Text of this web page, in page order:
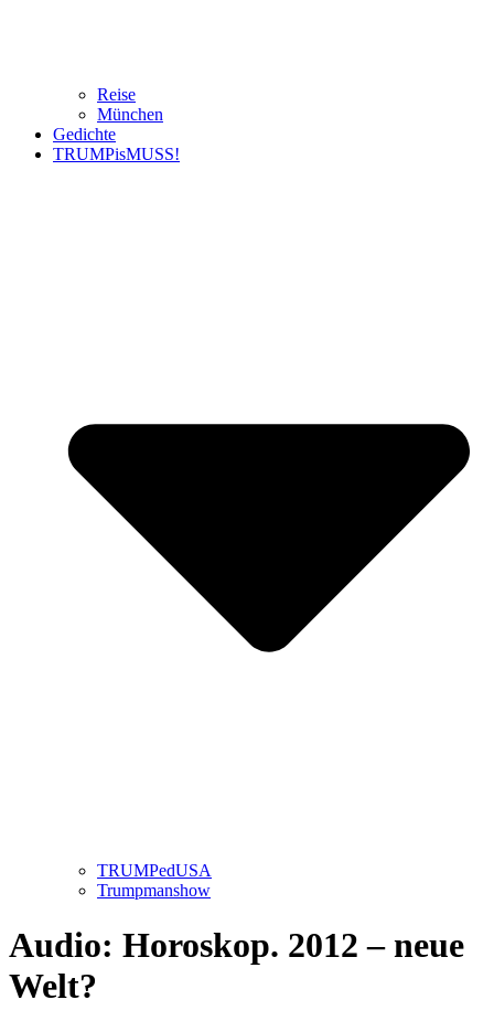
Reise
München
Gedichte
TRUMPisMUSS!
TRUMPedUSA
Trumpmanshow
Audio: Horoskop. 2012 – neue
Welt?